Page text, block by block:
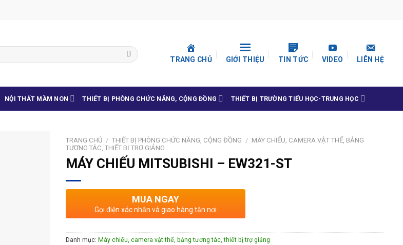
TRANG CHỦ GIỚI THIỆU TIN TỨC VIDEO LIÊN HỆ
NỘI THẤT MẦM NON THIẾT BỊ PHÒNG CHỨC NĂNG, CỘNG ĐỒNG THIẾT BỊ TRƯỜNG TIỂU HỌC-TRUNG HỌC
TRANG CHỦ / THIẾT BỊ PHÒNG CHỨC NĂNG, CỘNG ĐỒNG / MÁY CHIẾU, CAMERA VẬT THỂ, BẢNG
TƯƠNG TÁC, THIẾT BỊ TRỢ GIẢNG
MÁY CHIẾU MITSUBISHI – EW321-ST
MUA NGAY
Gọi điện xác nhận và giao hàng tận nơi
Danh mục: Máy chiếu, camera vật thể, bảng tương tác, thiết bị trợ giảng